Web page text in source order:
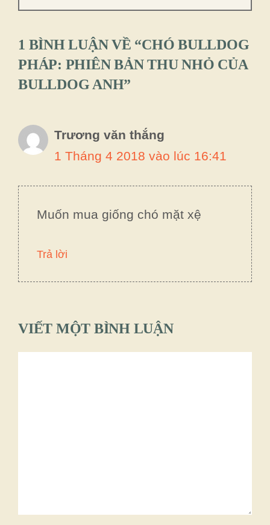
1 BÌNH LUẬN VỀ “CHÓ BULLDOG
PHÁP: PHIÊN BẢN THU NHỎ CỦA
BULLDOG ANH”
Trương văn thắng
1 Tháng 4 2018 vào lúc 16:41
Muốn mua giống chó mặt xệ
Trả lời
VIẾT MỘT BÌNH LUẬN